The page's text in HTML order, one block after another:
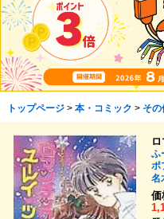
トップページ> 本・コミック > その
ふ
ポ
名
価